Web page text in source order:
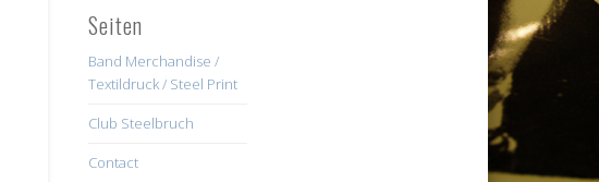
Seiten
Band Merchandise /
Textildruck / Steel Print
Club Steelbruch
Contact